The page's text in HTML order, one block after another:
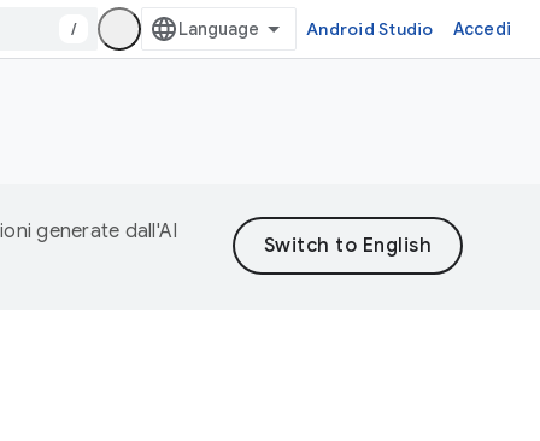
/ Android Studio Accedi
generate dall'AI